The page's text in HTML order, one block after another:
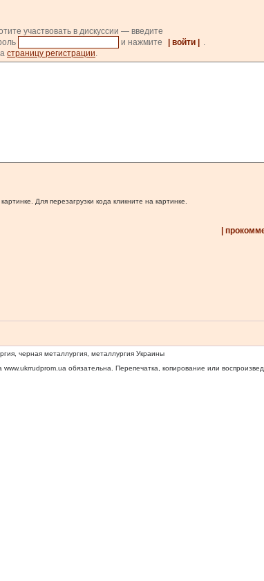
участвовать в дискуссии — введите
и нажмите | войти |
.
страницу регистрации.
Для перезагрузки кода кликните на картинке.
|
черная металлургия, металлургия Украины
www.ukrrudprom.ua обязательна. Перепечатка, копирование или